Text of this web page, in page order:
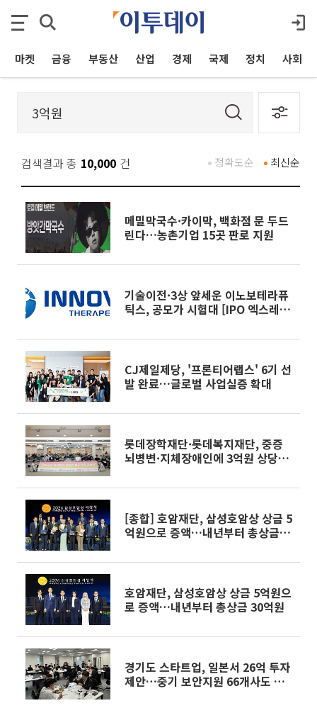
마켓 금융 부동산 산업 경제 국제 정치 사회
검색결과 총 10,000 건 최신순
정확도순
메밀막국수·카이막, 백화점 문 두드
린다…농촌기업 15곳 판로 지원
기술이전·3상 앞세운 이노보테라퓨
틱스, 공모가 시험대 [IPO 엑스레
CJ제일제당, '프론티어랩스' 6기 선
발 완료…글로벌 사업실증 확대
롯데장학재단·롯데복지재단, 중증
뇌병변·지체장애인에 3억원 상당
[종합] 호암재단, 삼성호암상 상금 5
억원으로 증액…내년부터 총상금
호암재단, 삼성호암상 상금 5억원으
로 증액…내년부터 총상금 30억원
경기도 스타트업, 일본서 26억 투자
제안…중기 보안지원 66개사도 모